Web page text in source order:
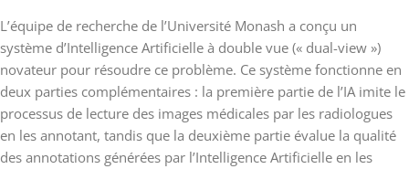
L’équipe de recherche de l’Université Monash a conçu un
système d’Intelligence Artificielle à double vue (« dual-view »)
novateur pour résoudre ce problème. Ce système fonctionne en
deux parties complémentaires : la première partie de l’IA imite le
processus de lecture des images médicales par les radiologues
en les annotant, tandis que la deuxième partie évalue la qualité
des annotations générées par l’Intelligence Artificielle en les